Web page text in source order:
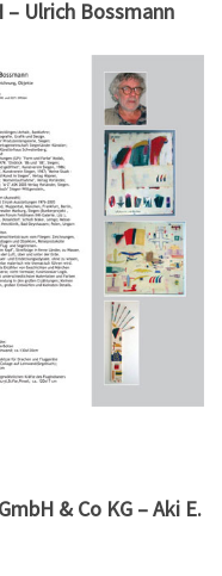
– Ulrich Bossmann
& Co KG – Aki E.